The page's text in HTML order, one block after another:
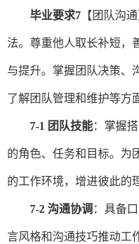
毕业要求7 【 团队沟通
法。尊重他人取长补短，
与提升。 掌握团队决策、
了解团队管理和维护等方
7-1 团队技能： 掌握
的角色、任务和目标。为
的工作环境， 增进彼此的
7-2 沟通协调 ： 具备
言风格和沟通技巧推动工